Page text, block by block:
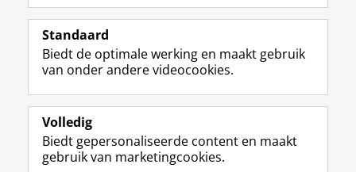
Volg de RUG
F
a
e
b
o
p
a
L
i
k
e
I
-
p
R
S
-
f
e
R
I
n
t
r
m
Y
o
T
e
k
Studiekiezers
Alumni
Over ons
Standaard
Biedt de optimale werking en maakt gebruik
van onder andere videocookies.
Volledig
Biedt gepersonaliseerde content en maakt
gebruik van marketingcookies.